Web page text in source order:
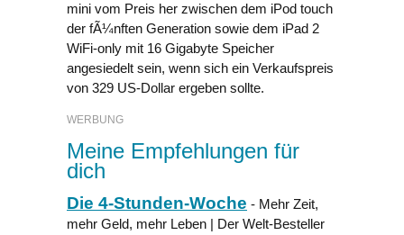
mini vom Preis her zwischen dem iPod touch
der fÃ¼nften Generation sowie dem iPad 2
WiFi-only mit 16 Gigabyte Speicher
angesiedelt sein, wenn sich ein Verkaufspreis
von 329 US-Dollar ergeben sollte.
WERBUNG
Meine Empfehlungen für
dich
Die 4-Stunden-Woche - Mehr Zeit,
mehr Geld, mehr Leben | Der Welt-Besteller